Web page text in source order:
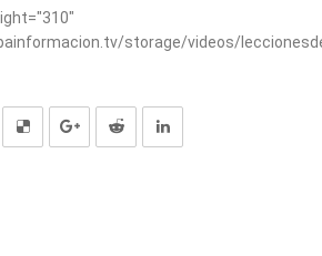
storage/videos/